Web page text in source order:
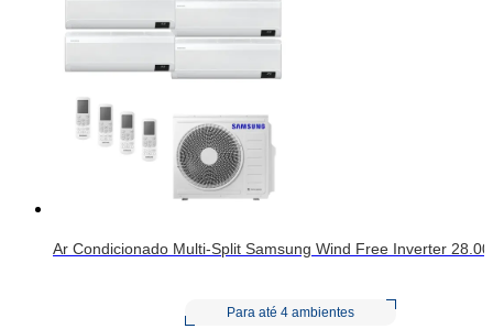
Ar Condicionado Multi-Split Samsung Wind Free Inverter
Para até 4 ambientes